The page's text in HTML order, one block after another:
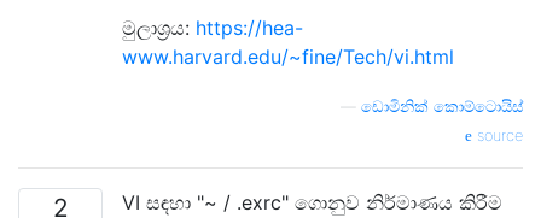
මුලාශ්‍රය: https://hea-
www.harvard.edu/~fine/Tech/vi.html
ඩොමිනික් කොම්ටොයිස්
source
2
VI සඳහා "~ / .exrc" ගොනුව නිර්මාණය කිරීම